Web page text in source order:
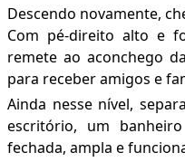
Descendo novamente,
Com pé-direito alto e
remete ao aconchego
para receber amigos e
Ainda nesse nível,
escritório, um
fechada, ampla e